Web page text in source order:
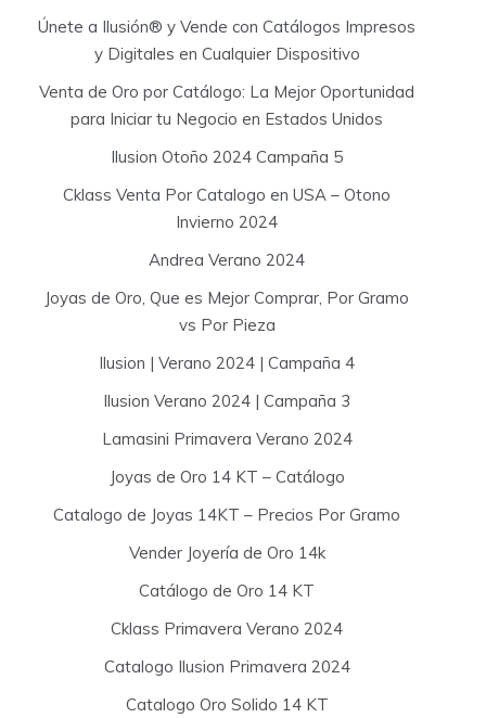
Únete a Ilusión® y Vende con Catálogos Impresos
y Digitales en Cualquier Dispositivo
Venta de Oro por Catálogo: La Mejor Oportunidad
para Iniciar tu Negocio en Estados Unidos
Ilusion Otoño 2024 Campaña 5
Cklass Venta Por Catalogo en USA – Otono
Invierno 2024
Andrea Verano 2024
Joyas de Oro, Que es Mejor Comprar, Por Gramo
vs Por Pieza
Ilusion | Verano 2024 | Campaña 4
Ilusion Verano 2024 | Campaña 3
Lamasini Primavera Verano 2024
Joyas de Oro 14 KT – Catálogo
Catalogo de Joyas 14KT – Precios Por Gramo
Vender Joyería de Oro 14k
Catálogo de Oro 14 KT
Cklass Primavera Verano 2024
Catalogo Ilusion Primavera 2024
Catalogo Oro Solido 14 KT